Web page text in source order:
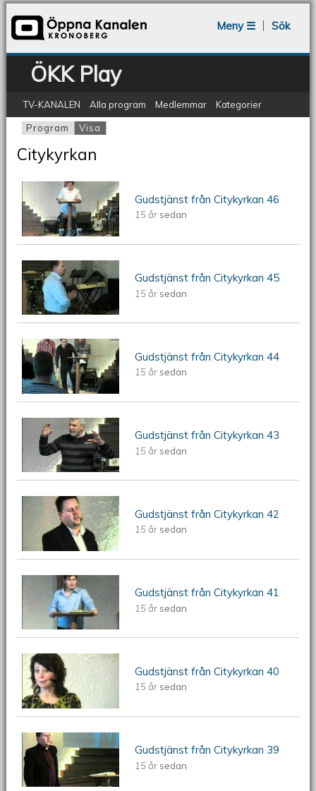
Meny ☰
Sök
ÖKK Play
TV-KANALEN Alla program Medlemmar Kategorier
Primära flikar
Program Visa
Citykyrkan
ÖKV Play: Gudstjänst från Citykyrkan
46
Gudstjänst från Citykyrkan 46
15 år sedan
ÖKV Play: Gudstjänst från Citykyrkan
45
Gudstjänst från Citykyrkan 45
15 år sedan
ÖKV Play: Gudstjänst från Citykyrkan
44
Gudstjänst från Citykyrkan 44
15 år sedan
ÖKV Play: Gudstjänst från Citykyrkan
43
Gudstjänst från Citykyrkan 43
15 år sedan
ÖKV Play: Gudstjänst från Citykyrkan
42
Gudstjänst från Citykyrkan 42
15 år sedan
ÖKV Play: Gudstjänst från Citykyrkan
41
Gudstjänst från Citykyrkan 41
15 år sedan
ÖKV Play: Gudstjänst från Citykyrkan
40
Gudstjänst från Citykyrkan 40
15 år sedan
ÖKV Play: Gudstjänst från Citykyrkan
39
Gudstjänst från Citykyrkan 39
15 år sedan